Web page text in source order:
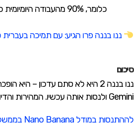
כלומר, 90% מהעבודה היומיומית כבר בחינם, ורק במקרים מיוחדים תצטרך את האופציה בתשלום.
ננו בננה פרו הגיע: עם תמיכה בעברית
סיכום
ננו בננה 2 היא לא סתם עדכון
Gemini ולנסות אותה עכשיו. המהירות והדיוק החדשים הופכים את העבודה להרבה יותר נעימה ויעילה.
לההתנסות במודל Nano Banana בממשק ב-Gemini